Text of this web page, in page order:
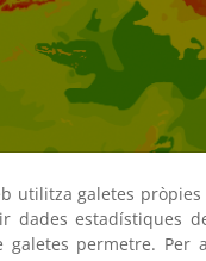
utilitza galetes
dades estadístiques
permetre. Per